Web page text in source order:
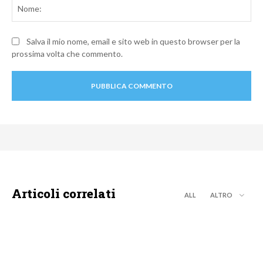
Salva il mio nome, email e sito web in questo browser per la
prossima volta che commento.
Articoli correlati ALL ALTRO